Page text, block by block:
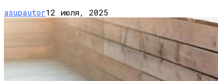
asupautor12 июля, 2025